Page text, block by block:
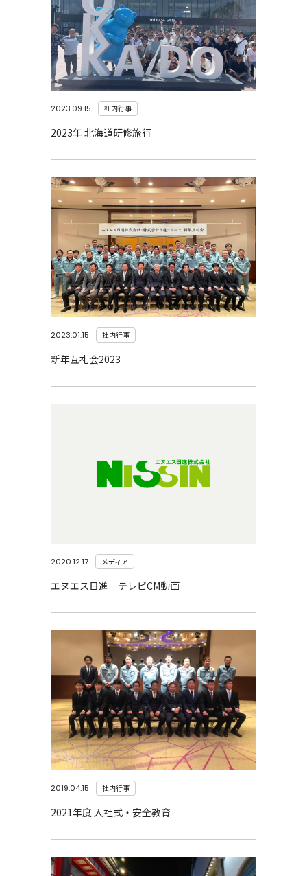
2023.09.15 社内行事
2023年 北海道研修旅行
2023.01.15 社内行事
新年互礼会2023
2020.12.17 メディア
エヌエス日進 テレビCM動画
2019.04.15 社内行事
2021年度 入社式・安全教育